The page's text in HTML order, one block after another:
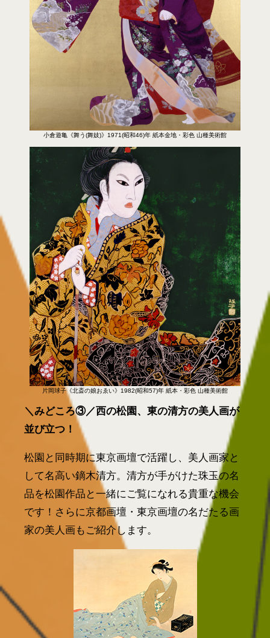
小倉遊亀《舞う(舞妓)》1971(昭和46)年 紙本金地・彩色 山種美術館
片岡球子《北斎の娘おゑい》1982(昭和57)年 紙本・彩色 山種美術館
＼みどころ③／西の松園、東の清方の美人画が
並び立つ！
松園と同時期に東京画壇で活躍し、美人画家と
して名高い鏑木清方。清方が手がけた珠玉の名
品を松園作品と一緒にご覧になれる貴重な機会
です！さらに京都画壇・東京画壇の名だたる画
家の美人画もご紹介します。